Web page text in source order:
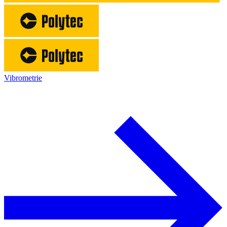
Vibrometrie